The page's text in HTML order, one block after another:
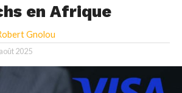
en Afrique
Gnolou
2025